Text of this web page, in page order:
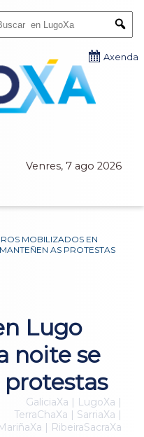
Venres, 7 ago 2026
Axenda
MOBILIZADOS EN
AS PROTESTAS
Lugo
noite se
GaliciaXa | LugoXa |
TerraChaXa | SarriaXa |
| RibeiraSacraXa